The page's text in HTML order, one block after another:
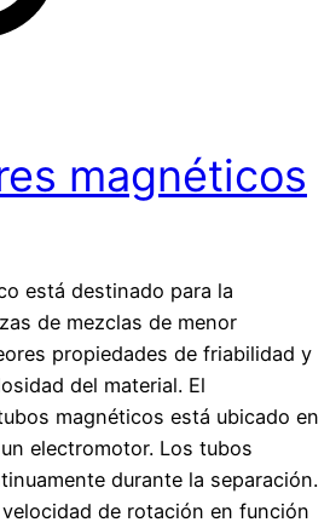
magnéticos
está destinado para la
de mezclas de menor
propiedades de friabilidad y
del material. El
magnéticos está ubicado en
electromotor. Los tubos
durante la separación.
de rotación en función